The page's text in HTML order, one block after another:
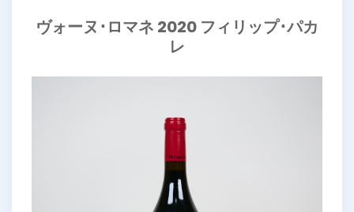
ヴォーヌ･ロマネ 2020 フィリップ･パカ
レ